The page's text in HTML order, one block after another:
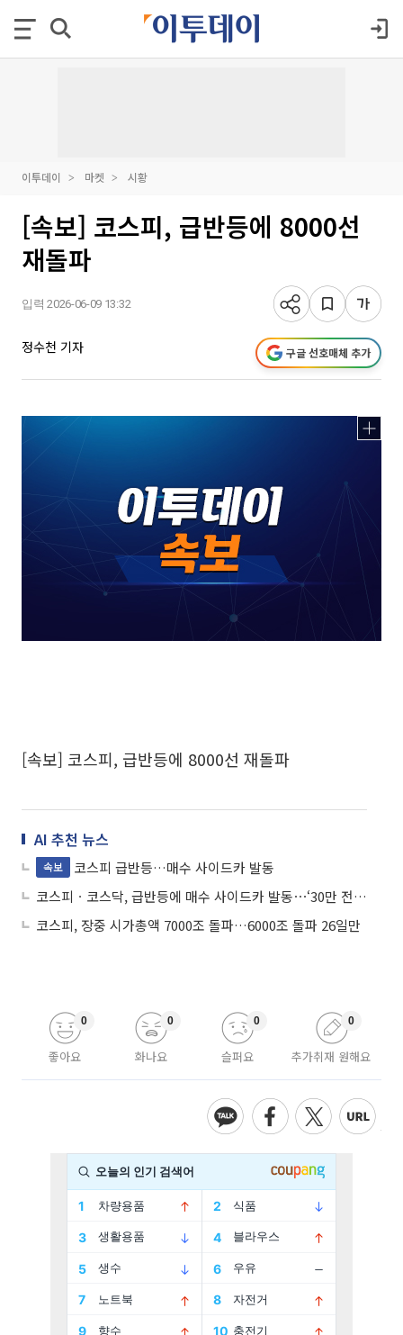
이투데이 마켓 시황
[속보] 코스피, 급반등에 8000선
재돌파
입력 2026-06-09 13:32
정수천 기자 구글 선호매체 추가
[속보] 코스피, 급반등에 8000선 재돌파
AI 추천 뉴스
속보
코스피 급반등…매수 사이드카 발동
코스피ㆍ코스닥, 급반등에 매수 사이드카 발동⋯‘30만 전자ㆍ200만 닉스’ ↑
코스피, 장중 시가총액 7000조 돌파…6000조 돌파 26일만
좋아요
0
화나요
0
슬퍼요
0
추가취재 원해요
0